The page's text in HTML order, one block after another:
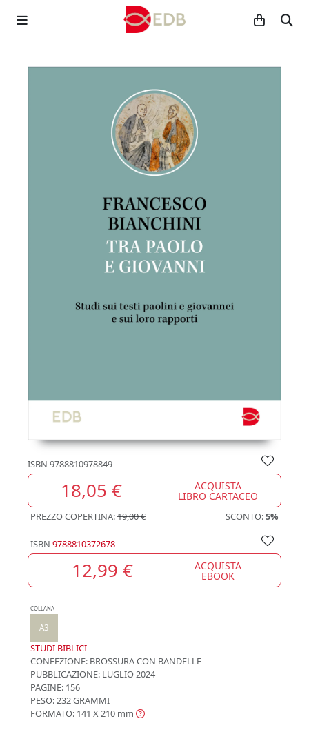
ISBN 9788810978849
18,05 € ACQUISTA
LIBRO CARTACEO
PREZZO COPERTINA:19,00 € SCONTO:5%
ISBN 9788810372678
12,99 € ACQUISTA
EBOOK
COLLANA
A3
STUDI BIBLICI
CONFEZIONE: BROSSURA CON BANDELLE
PUBBLICAZIONE: LUGLIO 2024
PAGINE: 156
PESO: 232 GRAMMI
FORMATO: 141 X 210 mm